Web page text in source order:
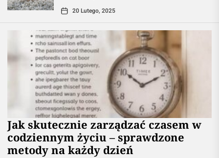
20 Lutego, 2025
Jak skutecznie zarządzać czasem w
codziennym życiu – sprawdzone
metody na każdy dzień